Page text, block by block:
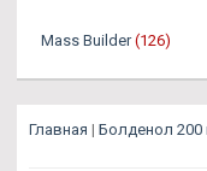
Mass Builder (126)
Главная | Болденол